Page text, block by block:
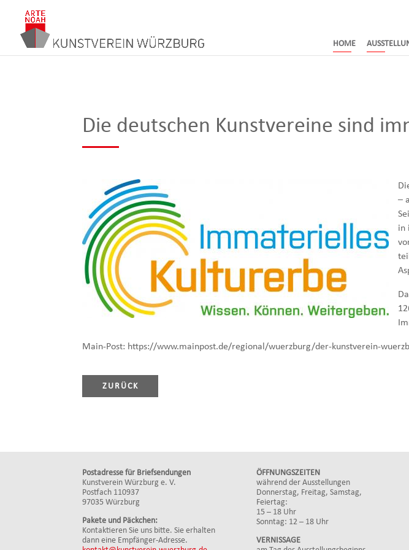
HOME
Die deutschen Kunstvereine sind
–
in
Main-Post: https://www.mainpost.de/regional/wuerzburg/der-kunstverein-
ZURÜCK
Postadresse für Briefsendungen
Kunstverein Würzburg e. V.
Postfach 110937
97035 Würzburg
Pakete und Päckchen:
Kontaktieren Sie uns bitte. Sie erhalten
dann eine Empfänger-Adresse.
ÖFFNUNGSZEITEN
während der Ausstellungen
Donnerstag, Freitag, Samstag,
Feiertag:
15 – 18 Uhr
Sonntag: 12 – 18 Uhr
VERNISSAGE